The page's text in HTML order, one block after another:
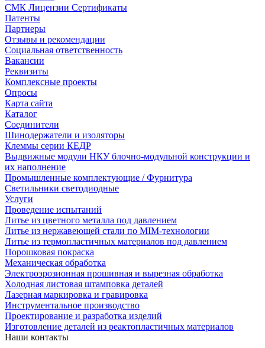
СМК Лицензии Сертификаты
Патенты
Партнеры
Отзывы и рекомендации
Социальная ответственность
Вакансии
Реквизиты
Комплексные проекты
Опросы
Карта сайта
Каталог
Соединители
Шинодержатели и изоляторы
Клеммы серии КЕДР
Выдвижные модули НКУ блочно-модульной конструкции и
их наполнение
Промышленные комплектующие / Фурнитура
Светильники светодиодные
Услуги
Проведение испытаний
Литье из цветного металла под давлением
Литье из нержавеющей стали по MIM-технологии
Литье из термопластичных материалов под давлением
Порошковая покраска
Механическая обработка
Электроэрозионная прошивная и вырезная обработка
Холодная листовая штамповка деталей
Лазерная маркировка и гравировка
Инструментальное производство
Проектирование и разработка изделий
Изготовление деталей из реактопластичных материалов
Наши контакты